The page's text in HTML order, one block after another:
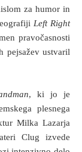
za humor in
Left Right
pravočasnosti
pejsažev ustvaril
, ki jo je
plesnega
Milka Lazarja
Clug izvede